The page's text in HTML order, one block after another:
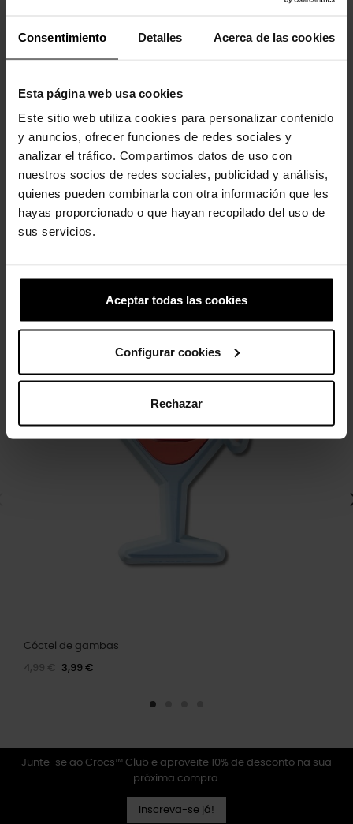
Consentimiento Detalles Acerca de las cookies
Esta página web usa cookies
Este sitio web utiliza cookies para personalizar contenido
y anuncios, ofrecer funciones de redes sociales y
analizar el tráfico. Compartimos datos de uso con
nuestros socios de redes sociales, publicidad y análisis,
quienes pueden combinarla con otra información que les
hayas proporcionado o que hayan recopilado del uso de
sus servicios.
Aceptar todas las cookies
Configurar cookies
Rechazar
-20%
Cóctel de gambas
4,99 € 3,99 €
Junte-se ao Crocs™ Club e aproveite 10% de desconto na sua
próxima compra.
Inscreva-se já!